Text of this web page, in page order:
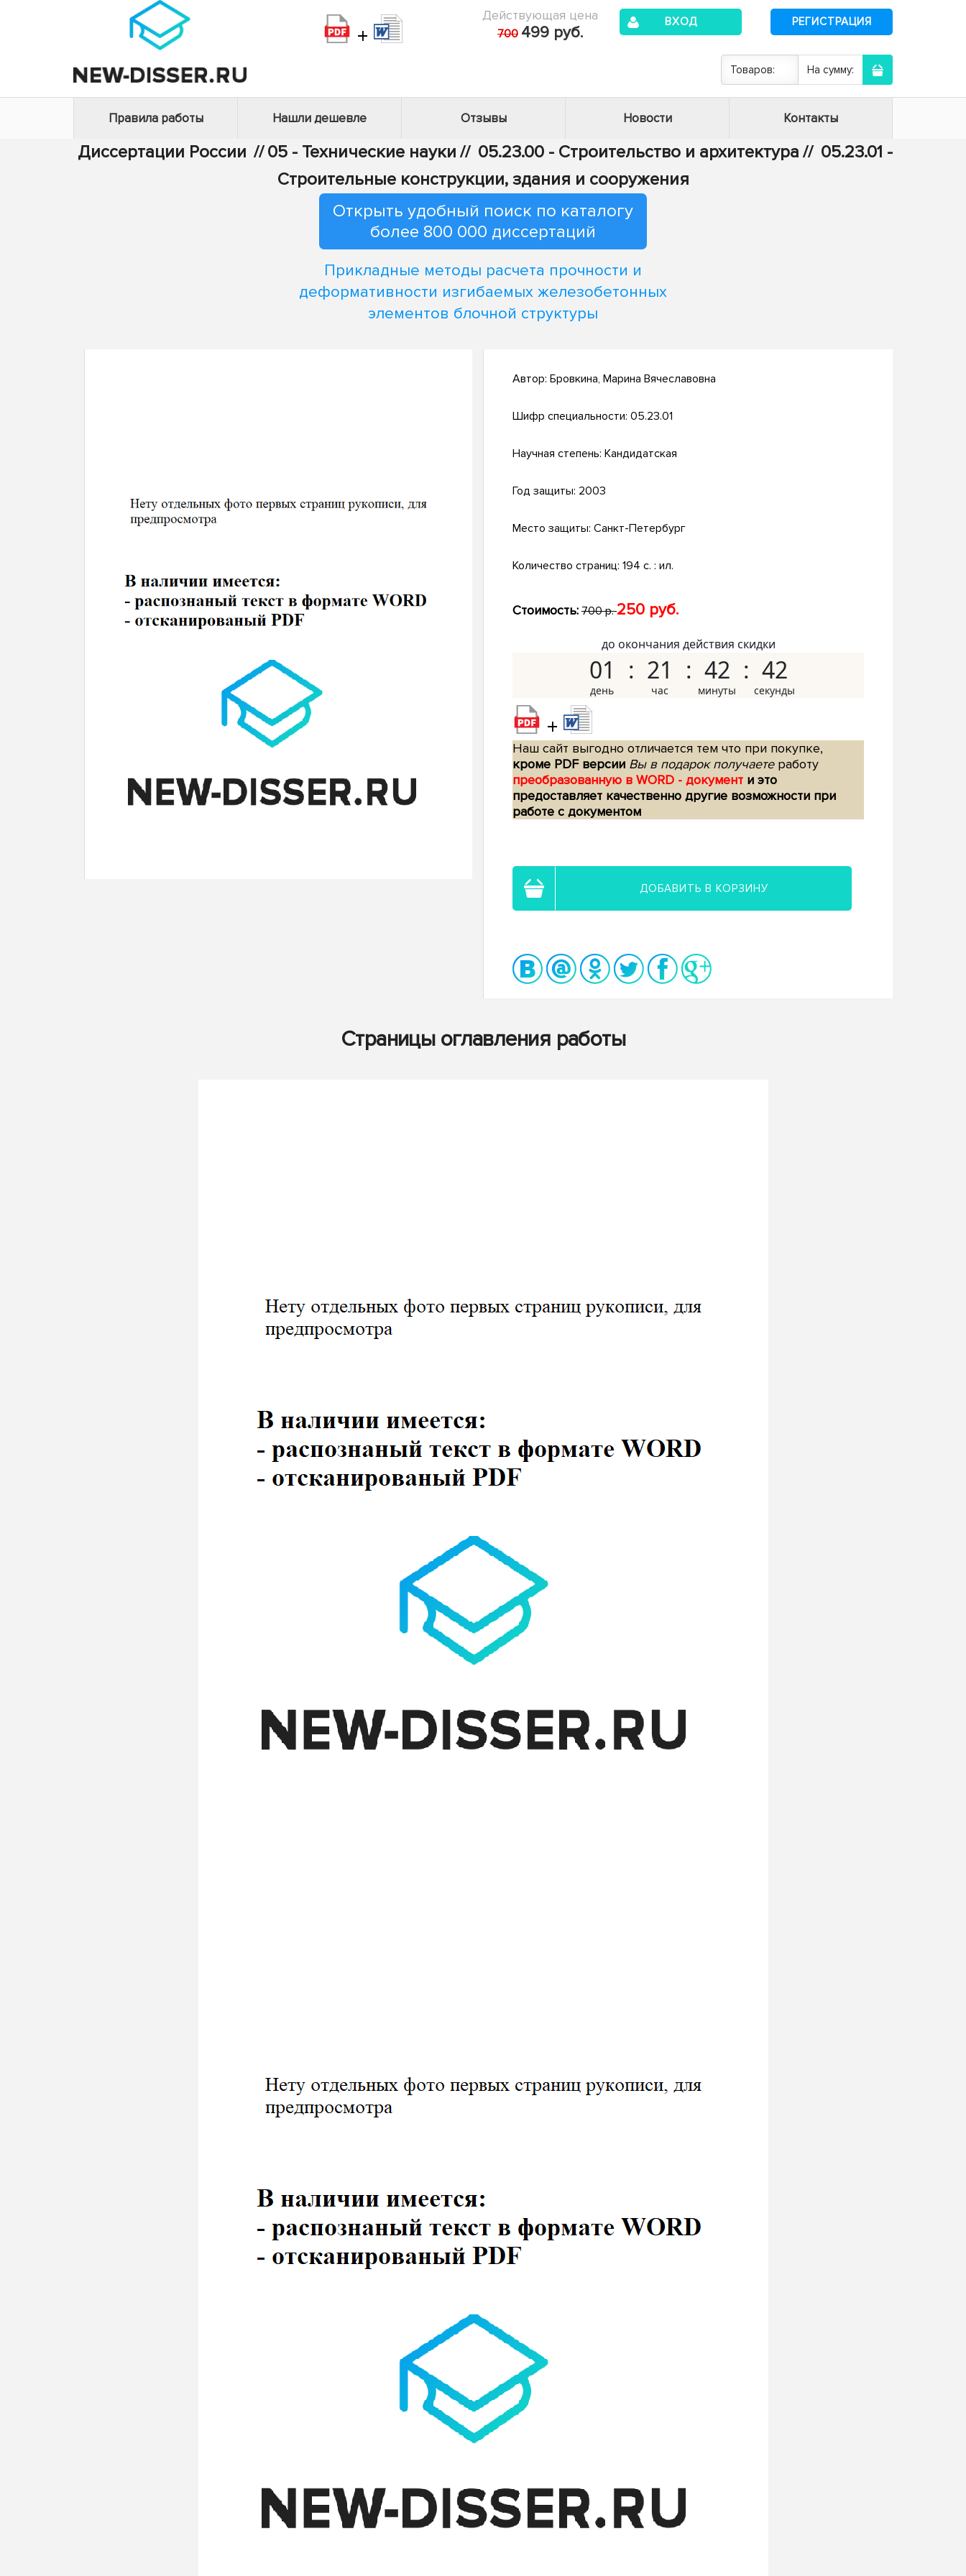
+
Действующая цена
700 499 руб.
ВХОД РЕГИСТРАЦИЯ
Товаров: На сумму:
Правила работы Нашли дешевле Отзывы Новости Контакты
Диссертации России // 05 - Технические науки // 05.23.00 - Строительство и архитектура // 05.23.01 -
Строительные конструкции, здания и сооружения
Открыть удобный поиск по каталогу
более 800 000 диссертаций
Прикладные методы расчета прочности и
деформативности изгибаемых железобетонных
элементов блочной структуры
Автор: Бровкина, Марина Вячеславовна
Шифр специальности: 05.23.01
Научная степень: Кандидатская
Год защиты: 2003
Место защиты: Санкт-Петербург
Количество страниц: 194 с. : ил.
Стоимость: 700 р.250 руб.
до окончания действия скидки
01 21 42 41
+
Наш сайт выгодно отличается тем что при покупке,
кроме PDF версии Вы в подарок получаетеработу
преобразованную в WORD - документ и это
предоставляет качественно другие возможности при
работе с документом
ДОБАВИТЬ В КОРЗИНУ
Страницы оглавления работы